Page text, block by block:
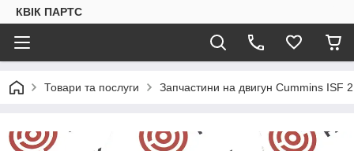
КВІК ПАРТС
Товари та послуги Запчастини на двигун Cummins ISF